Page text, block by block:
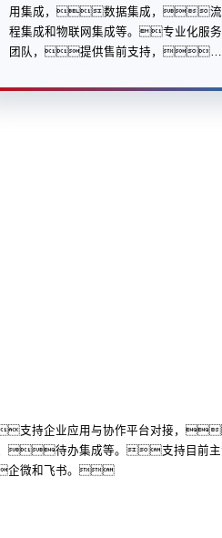
用集成，数据集成，流
程集成和物联网集成等。专业化服务
团队，提供售前支持，产
务。
支持企业应用与协作平台对接，
待办集成等。支持目前主
微和飞书。